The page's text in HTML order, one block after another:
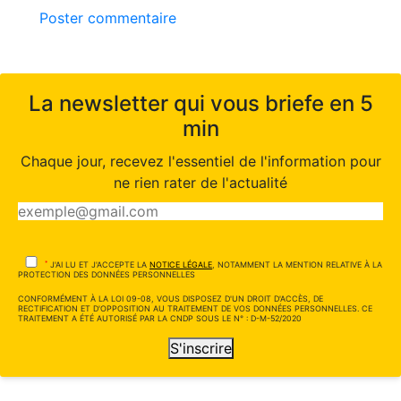
Poster commentaire
La newsletter qui vous briefe en 5
min
Chaque jour, recevez l'essentiel de l'information pour
ne rien rater de l'actualité
* J'AI LU ET J'ACCEPTE LA NOTICE LÉGALE, NOTAMMENT LA MENTION RELATIVE À LA
PROTECTION DES DONNÉES PERSONNELLES
CONFORMÉMENT À LA LOI 09-08, VOUS DISPOSEZ D'UN DROIT D'ACCÈS, DE
RECTIFICATION ET D'OPPOSITION AU TRAITEMENT DE VOS DONNÉES PERSONNELLES. CE
TRAITEMENT A ÉTÉ AUTORISÉ PAR LA CNDP SOUS LE N° : D-M-52/2020
S'inscrire